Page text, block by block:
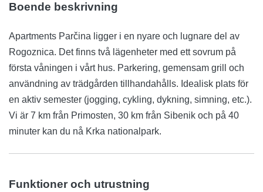
Boende beskrivning
Apartments Parčina ligger i en nyare och lugnare del av
Rogoznica. Det finns två lägenheter med ett sovrum på
första våningen i vårt hus. Parkering, gemensam grill och
användning av trädgården tillhandahålls. Idealisk plats för
en aktiv semester (jogging, cykling, dykning, simning, etc.).
Vi är 7 km från Primosten, 30 km från Sibenik och på 40
minuter kan du nå Krka nationalpark.
Funktioner och utrustning